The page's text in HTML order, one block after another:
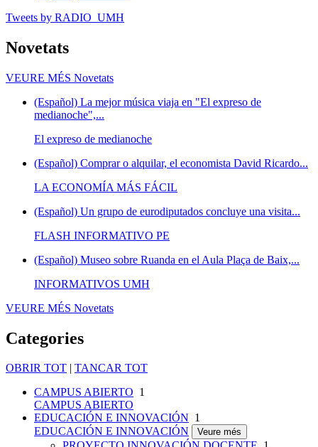
Tweets by RADIO_UMH
Novetats
VEURE MÉS Novetats
(Español) La mejor música viaja en "El expreso de
medianoche",...
El expreso de medianoche
(Español) Comprar o alquilar, el economista David Ricardo...
LA ECONOMÍA MÁS FÁCIL
(Español) Un grupo de eurodiputados concluye una visita...
FLASH INFORMATIVO PE
(Español) Museo sobre Ruanda en el Aula Plaça de Baix,...
INFORMATIVOS UMH
VEURE MÉS Novetats
Categories
OBRIR TOT | TANCAR TOT
CAMPUS ABIERTO 1
CAMPUS ABIERTO
EDUCACIÓN E INNOVACIÓN 1
EDUCACIÓN E INNOVACIÓN
Veure més